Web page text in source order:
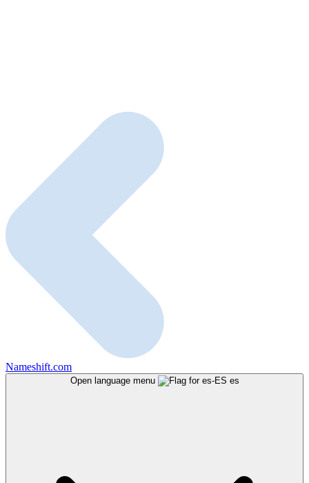
Nameshift.com
Open language menu es